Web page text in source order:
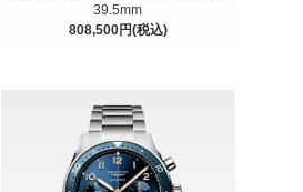
39.5mm
808,500円(税込)